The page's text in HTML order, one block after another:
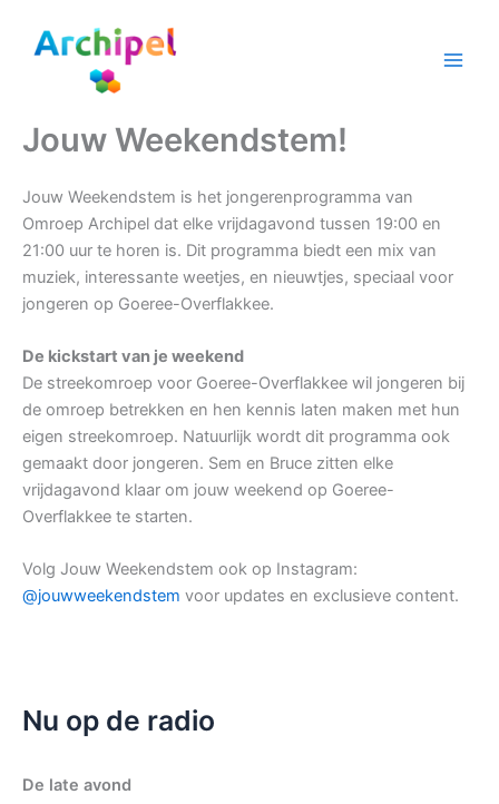
Jouw Weekendstem!
Jouw Weekendstem is het jongerenprogramma van
Omroep Archipel dat elke vrijdagavond tussen 19:00 en
21:00 uur te horen is. Dit programma biedt een mix van
muziek, interessante weetjes, en nieuwtjes, speciaal voor
jongeren op Goeree-Overflakkee.
De kickstart van je weekend
De streekomroep voor Goeree-Overflakkee wil jongeren bij
de omroep betrekken en hen kennis laten maken met hun
eigen streekomroep. Natuurlijk wordt dit programma ook
gemaakt door jongeren. Sem en Bruce zitten elke
vrijdagavond klaar om jouw weekend op Goeree-
Overflakkee te starten.
Volg Jouw Weekendstem ook op Instagram:
@jouwweekendstem voor updates en exclusieve content.
Nu op de radio
De late avond